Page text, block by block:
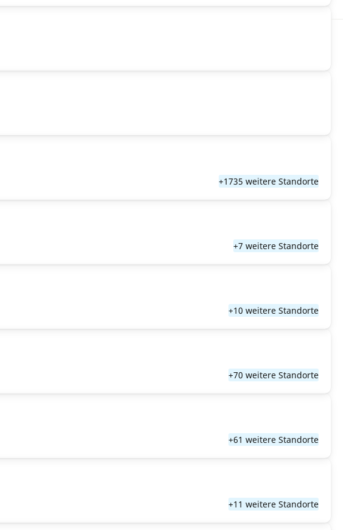
+1735 weitere Standorte
+7 weitere Standorte
+10 weitere Standorte
+70 weitere Standorte
+61 weitere Standorte
+11 weitere Standorte